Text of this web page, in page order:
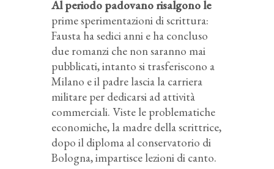
Al periodo padovano risalgono le
prime sperimentazioni di scrittura:
Fausta ha sedici anni e ha concluso
due romanzi che non saranno mai
pubblicati, intanto si trasferiscono a
Milano e il padre lascia la carriera
militare per dedicarsi ad attività
commerciali. Viste le problematiche
economiche, la madre della scrittrice,
dopo il diploma al conservatorio di
Bologna, impartisce lezioni di canto.